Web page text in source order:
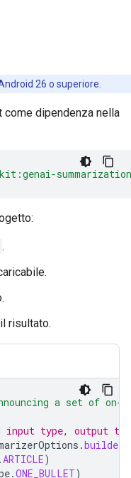
26 o superiore.
dipendenza nella
.
risultato.
a set of on-
type, output
.builder
.ARTICLE)
.ONE_BULLET)